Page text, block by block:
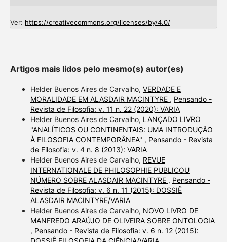
Ver: https://creativecommons.org/licenses/by/4.0/
Artigos mais lidos pelo mesmo(s) autor(es)
Helder Buenos Aires de Carvalho, VERDADE E
MORALIDADE EM ALASDAIR MACINTYRE , Pensando -
Revista de Filosofia: v. 11 n. 22 (2020): VARIA
Helder Buenos Aires de Carvalho, LANÇADO LIVRO
"ANALÍTICOS OU CONTINENTAIS: UMA INTRODUÇÃO
À FILOSOFIA CONTEMPORÂNEA" , Pensando - Revista
de Filosofia: v. 4 n. 8 (2013): VARIA
Helder Buenos Aires de Carvalho, REVUE
INTERNATIONALE DE PHILOSOPHIE PUBLICOU
NÚMERO SOBRE ALASDAIR MACINTYRE , Pensando -
Revista de Filosofia: v. 6 n. 11 (2015): DOSSIÊ
ALASDAIR MACINTYRE/VARIA
Helder Buenos Aires de Carvalho, NOVO LIVRO DE
MANFREDO ARAÚJO DE OLIVEIRA SOBRE ONTOLOGIA
, Pensando - Revista de Filosofia: v. 6 n. 12 (2015):